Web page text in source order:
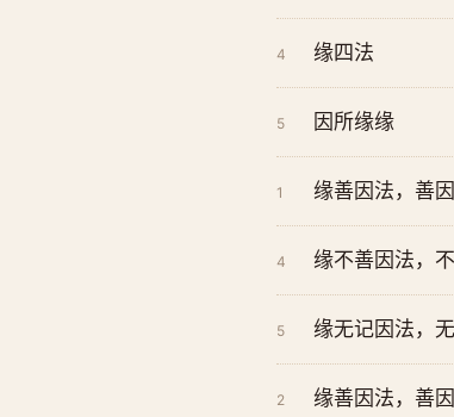
4 缘四法
5 因所缘缘
1 缘善因法，善
4 缘不善因法，
5 缘无记因法，
2 缘善因法，善